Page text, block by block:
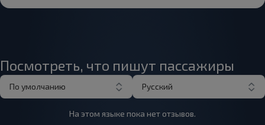
Посмотреть, что пишут пассажиры
По умолчанию Русский
На этом языке пока нет отзывов.